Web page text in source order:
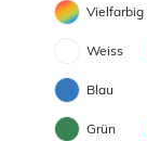
Vielfarbig
Weiss
Blau
Grün